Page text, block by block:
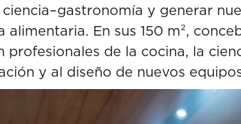
y generar
En sus 150 m²,
de la cocina, la
y al diseño de nuevos